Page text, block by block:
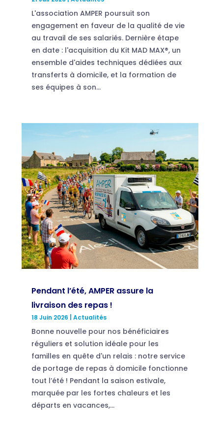
L'association AMPER poursuit son
engagement en faveur de la qualité de vie
au travail de ses salariés. Dernière étape
en date : l'acquisition du Kit MAD MAX®, un
ensemble d'aides techniques dédiées aux
transferts à domicile, et la formation de
ses équipes à son...
Pendant l’été, AMPER assure la
livraison des repas !
18 Juin 2026 Actualités
Bonne nouvelle pour nos bénéficiaires
réguliers et solution idéale pour les
familles en quête d'un relais : notre service
de portage de repas à domicile fonctionne
tout l’été ! Pendant la saison estivale,
marquée par les fortes chaleurs et les
départs en vacances,...